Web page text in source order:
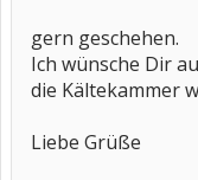
gern geschehen.
Ich wünsche Dir
die Kältekammer
Liebe Grüße